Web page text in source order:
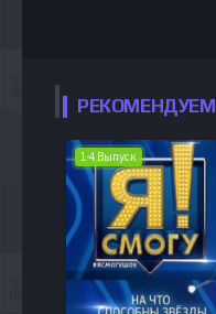
РЕКОМЕНДУЕМ
1-4 Выпуск